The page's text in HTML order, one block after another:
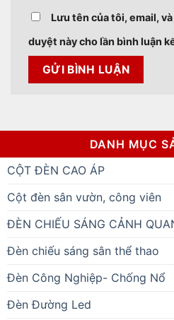
Lưu tên của tôi, email,
duyệt này cho lần bình luận
DANH MỤC
CỘT ĐÈN CAO ÁP
Cột đèn sân vườn, công viên
ĐÈN CHIẾU SÁNG CẢNH
Đèn chiếu sáng sân thể thao
Đèn Công Nghiệp- Chống Nổ
Đèn Đường Led